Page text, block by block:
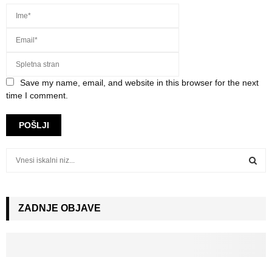
Save my name, email, and website in this browser for the next
time I comment.
ZADNJE OBJAVE